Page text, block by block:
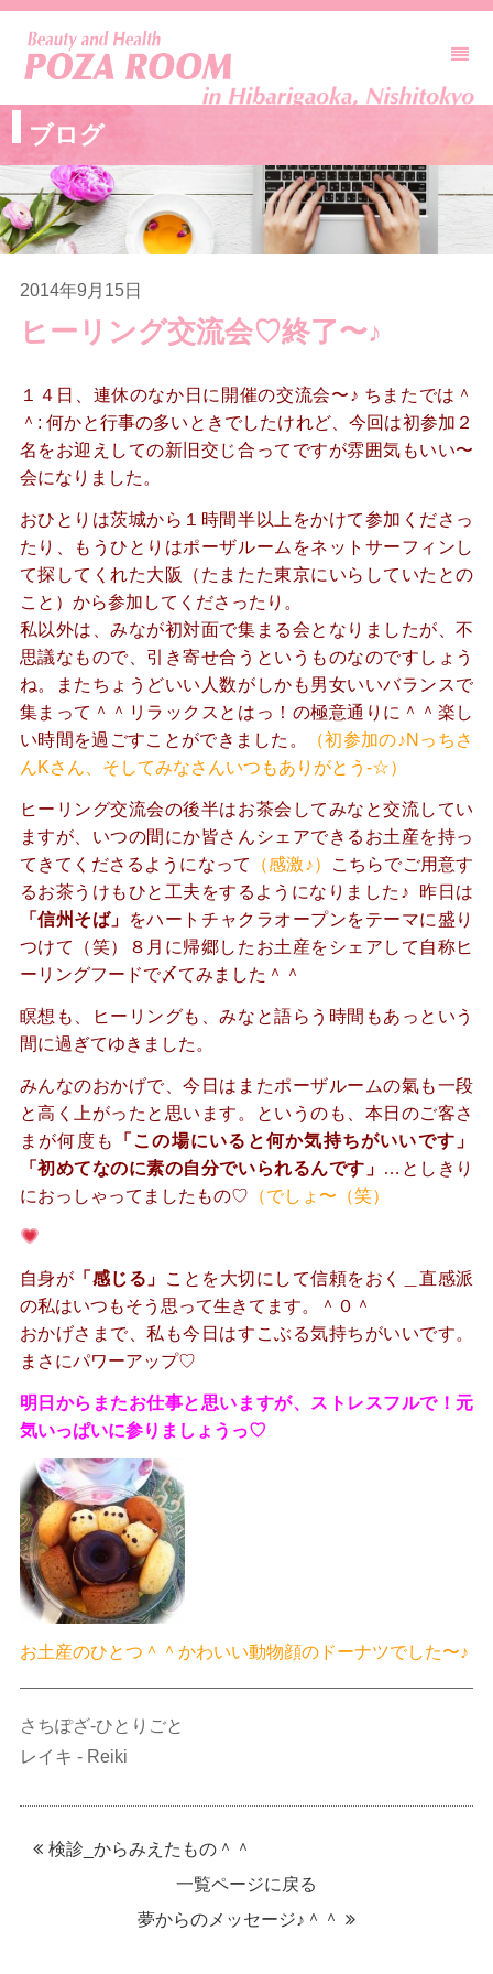
ブログ
2014年9月15日
ヒーリング交流会♡終了〜♪
１４日、連休のなか日に開催の交流会〜♪ ちまたでは＾
＾: 何かと行事の多いときでしたけれど、今回は初参加２
名をお迎えしての新旧交じ合ってですが雰囲気もいい〜
会になりました。
おひとりは茨城から１時間半以上をかけて参加くださっ
たり、もうひとりはポーザルームをネットサーフィンし
て探してくれた大阪（たまたた東京にいらしていたとの
こと）から参加してくださったり。
私以外は、みなが初対面で集まる会となりましたが、不
思議なもので、引き寄せ合うというものなのですしょう
ね。またちょうどいい人数がしかも男女いいバランスで
集まって＾＾リラックスとはっ！の極意通りに＾＾楽し
い時間を過ごすことができました。
（初参加の♪Nっちさ
んKさん、そしてみなさんいつもありがとう-☆）
ヒーリング交流会の後半はお茶会してみなと交流してい
ますが、いつの間にか皆さんシェアできるお土産を持っ
てきてくださるようになって
（感激♪）
こちらでご用意す
るお茶うけもひと工夫をするようになりました♪ 昨日は
「信州そば」
をハートチャクラオープンをテーマに盛り
つけて（笑）８月に帰郷したお土産をシェアして 自称ヒ
ーリングフードで〆てみました＾＾
瞑想も、ヒーリングも、みなと語らう時間もあっという
間に過ぎてゆきました。
みんなのおかげで、今日はまたポーザルームの氣も一段
と高く上がったと思います。というのも、本日のご客さ
まが何度も
「この場にいると何か気持ちがいいです」
「初めてなのに素の自分でいられるんです」 …としきり
におっしゃってましたもの♡ （でしょ〜（笑）
自身が 「感じる」
ことを大切にして信頼をおく＿直感派
の私はいつもそう思って生きてます。＾０＾
おかげさまで、私も今日はすこぶる気持ちがいいです。
まさにパワーアップ♡
明日からまたお仕事と思いますが、ストレスフルで！元
気いっぱいに参りましょうっ♡
お土産のひとつ＾＾かわいい動物顔のドーナツでした〜♪
さちぽざ-ひとりごと
レイキ - Reiki
検診_からみえたもの＾＾
一覧ページに戻る
夢からのメッセージ♪＾＾